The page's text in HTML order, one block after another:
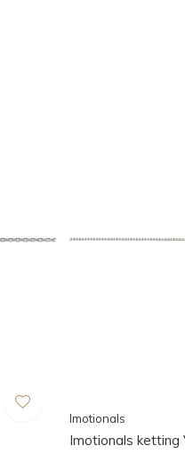
Imotionals
Imotionals ketting